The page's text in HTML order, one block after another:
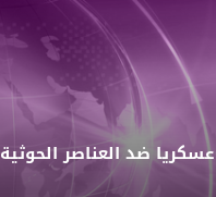
ضد العناصر الحوثية